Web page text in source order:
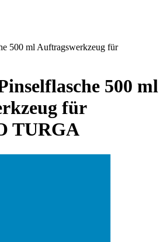
500 ml
für
TURGA